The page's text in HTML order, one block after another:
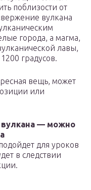
поблизости от
вулкана
города, а магма,
лавы,
градусов.
вещь, может
или
вулкана — можно
для уроков
в следствии